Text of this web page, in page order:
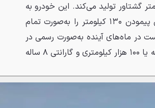
۲۰۴ اسب بخار قدرت و ۳۱۰ نیوتن متر گشتاور تولید می‌کند. این خودرو به
یک پکیج باطری ۲۰.۵ کیلووات ساعتی مجهز است که امکان پیمودن ۱۳۰ کیلومتر را به‌صورت تمام
در ماه‌های آینده به‌صورت رسمی در
کشورهای بزرگ عربی عرضه شوند. این خودرو از گارانتی ۳ ساله یا ۱۰۰ هزار کیلومتری و گارانتی ۸ ساله